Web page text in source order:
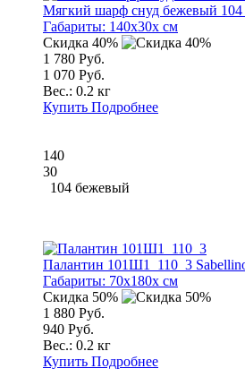
Мягкий шарф снуд бежевый 104
Габариты: 140x30x см
Скидка 40%
1 780 Руб.
1 070 Руб.
Вес.: 0.2 кг
Купить Подробнее
140
30
104 бежевый
Палантин 101Ш1_110_3
Габариты: 70x180x см
Скидка 50%
1 880 Руб.
940 Руб.
Вес.: 0.2 кг
Купить Подробнее